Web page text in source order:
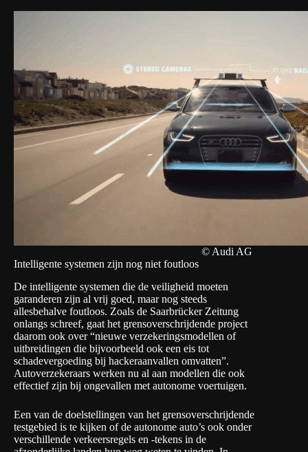
© Audi AG
Intelligente systemen zijn nog niet foutloos
De intelligente systemen die de veiligheid moeten
garanderen zijn al vrij goed, maar nog steeds
allesbehalve foutloos. Zoals de Saarbrücker Zeitung
onlangs schreef, gaat het grensoverschrijdende project
daarom ook over “nieuwe verzekeringsmodellen of
uitbreidingen die bijvoorbeeld ook een eis tot
schadevergoeding bij hackeraanvallen omvatten”.
Autoverzekeraars werken nu al aan modellen die ook
effectief zijn bij ongevallen met autonome voertuigen.
Een van de doelstellingen van het grensoverschrijdende
testgebied is te kijken of de autonome auto’s ook onder
verschillende verkeersregels en -tekens in de